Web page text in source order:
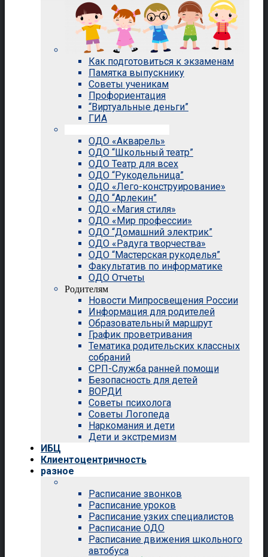
Как подготовиться к экзаменам
Памятка выпускнику
Советы ученикам
Профориентация
“Виртуальные деньги”
ГИА
ОДО «Акварель»
ОДО “Школьный театр”
ОДО Театр для всех
ОДО “Рукодельница”
ОДО «Лего-конструирование»
ОДО “Арлекин”
ОДО «Магия стиля»
ОДО «Мир профессии»
ОДО “Домашний электрик”
ОДО «Радуга творчества»
ОДО “Мастерская рукоделья”
Факультатив по информатике
ОДО Отчеты
Родителям
Новости Мипросвещения России
Информация для родителей
Образовательный маршрут
График проветривания
Тематика родительских классных
собраний
СРП-Служба ранней помощи
Безопасность для детей
ВОРДИ
Советы психолога
Советы Логопеда
Наркомания и дети
Дети и экстремизм
ИБЦ
Клиентоцентричность
разное
Расписание звонков
Расписание уроков
Расписание узких специалистов
Расписание ОДО
Расписание движения школьного
автобуса